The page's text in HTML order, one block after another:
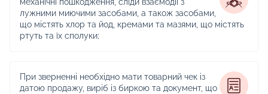
механічні пошкодження, сліди взаємодії з
лужними миючими засобами, а також засобами,
що містять хлор та йод, кремами та мазями, що містять
ртуть та їх сполуки;
При зверненні необхідно мати товарний чек із
датою продажу, виріб із биркою та документ, що